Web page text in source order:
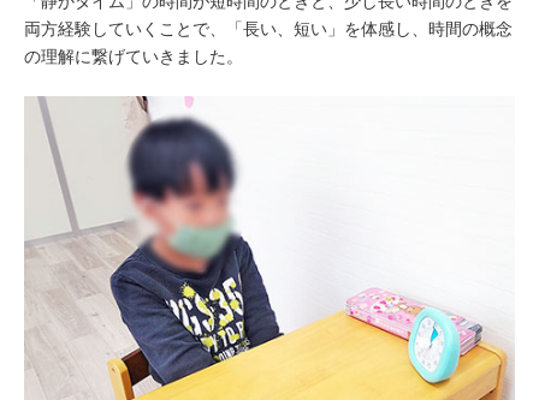
両方経験していくことで、「長い、短い」を体感し、時間の概念
の理解に繋げていきました。